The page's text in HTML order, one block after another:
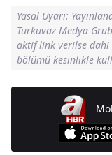
Yasal Uyarı:
Turkuvaz Medya
aktif link verilse dahi
bölümü kesinlikle